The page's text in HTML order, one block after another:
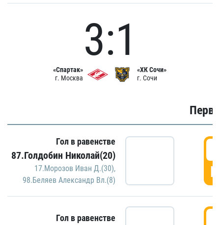
«Спартак»
г. Москва
3:1
«ХК Сочи»
г. Сочи
Гол в равенстве
87.Голдобин Николай(20)
17.Морозов Иван Д.(30),
98.Беляев Александр Вл.(8)
Гол в равенстве